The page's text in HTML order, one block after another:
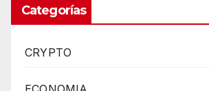
Categorías
CRYPTO